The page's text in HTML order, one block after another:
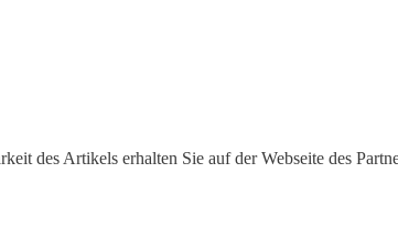
des Artikels erhalten Sie auf der Webseite des